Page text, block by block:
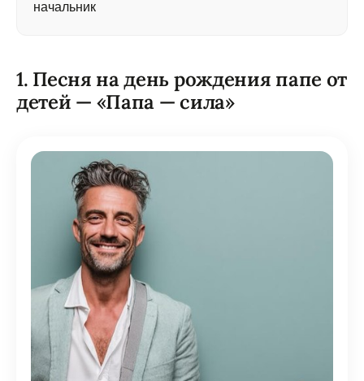
начальник
1. Песня на день рождения папе от
детей — «Папа — сила»